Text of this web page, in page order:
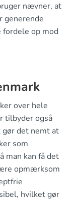
nævner, at
generende
op mod
over hele
tilbyder også
det nemt at
som
man kan få det
opmærksom
hvilket gør